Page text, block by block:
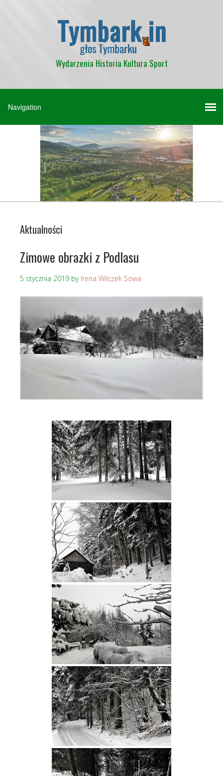
Wydarzenia Historia Kultura Sport
Aktualności
Zimowe obrazki z Podlasu
5 stycznia 2019 by Irena Wilczek Sowa